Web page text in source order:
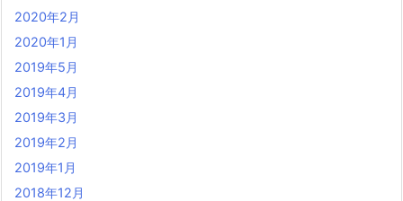
2020年2月
2020年1月
2019年5月
2019年4月
2019年3月
2019年2月
2019年1月
2018年12月